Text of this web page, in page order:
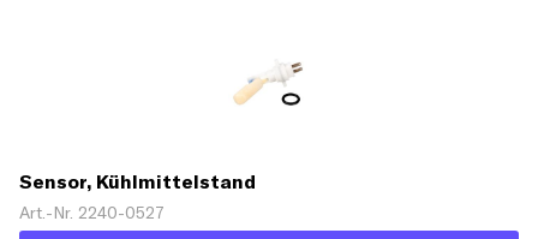
Sensor, Kühlmittelstand
Art.-Nr. 2240-0527